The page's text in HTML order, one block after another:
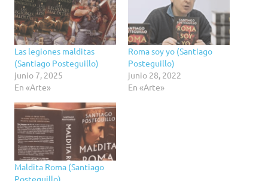
Las legiones malditas
(Santiago Posteguillo)
junio 7, 2025
En «Arte»
Roma soy yo (Santiago
Posteguillo)
junio 28, 2022
En «Arte»
Maldita Roma (Santiago
Posteguillo)